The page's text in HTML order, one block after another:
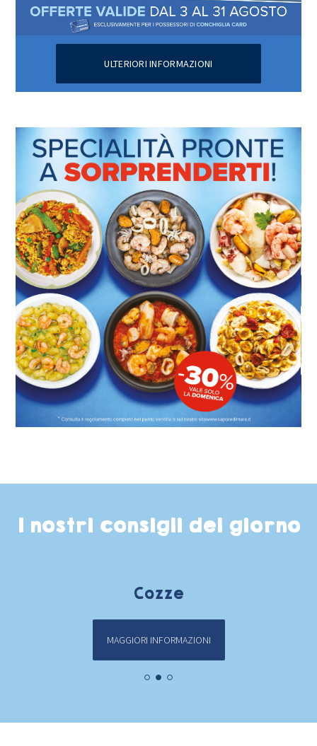
ULTERIORI INFORMAZIONI
I nostri consigli del giorno
Cozze
MAGGIORI INFORMAZIONI